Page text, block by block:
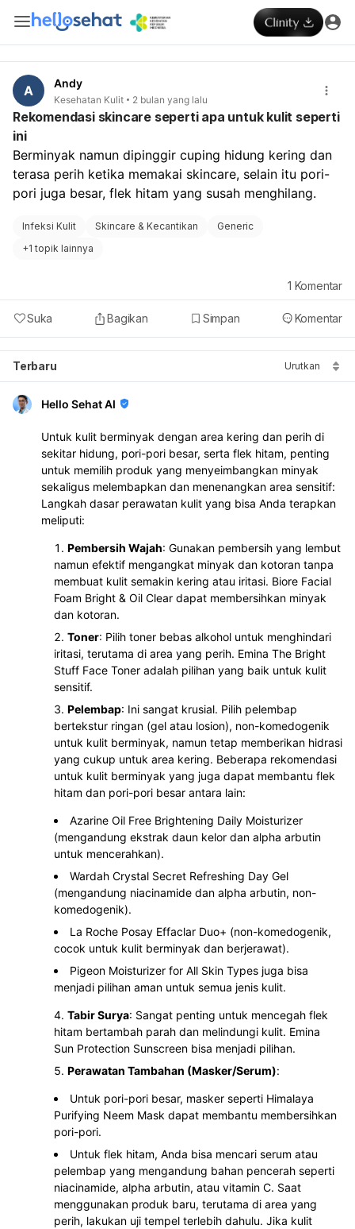
A Andy
Kesehatan Kulit 2 bulan yang lalu
Rekomendasi skincare seperti apa untuk kulit seperti
ini
Berminyak namun dipinggir cuping hidung kering dan
terasa perih ketika memakai skincare, selain itu pori-
pori juga besar, flek hitam yang susah menghilang.
Infeksi Kulit Skincare & Kecantikan
Generic
+1 topik lainnya
Suka Bagikan Simpan Komentar
1 Komentar
Terbaru Urutkan
Hello Sehat AI
Untuk kulit berminyak dengan area kering dan perih di
sekitar hidung, pori-pori besar, serta flek hitam, penting
untuk memilih produk yang menyeimbangkan minyak
sekaligus melembapkan dan menenangkan area sensitif:
Langkah dasar perawatan kulit yang bisa Anda terapkan
meliputi:
Pembersih Wajah: Gunakan pembersih yang lembut
namun efektif mengangkat minyak dan kotoran tanpa
membuat kulit semakin kering atau iritasi. Biore Facial
Foam Bright & Oil Clear dapat membersihkan minyak
dan kotoran.
Toner: Pilih toner bebas alkohol untuk menghindari
iritasi, terutama di area yang perih. Emina The Bright
Stuff Face Toner adalah pilihan yang baik untuk kulit
sensitif.
Pelembap: Ini sangat krusial. Pilih pelembap
bertekstur ringan (gel atau losion), non-komedogenik
untuk kulit berminyak, namun tetap memberikan hidrasi
yang cukup untuk area kering. Beberapa rekomendasi
untuk kulit berminyak yang juga dapat membantu flek
hitam dan pori-pori besar antara lain:
Azarine Oil Free Brightening Daily Moisturizer
(mengandung ekstrak daun kelor dan alpha arbutin
untuk mencerahkan).
Wardah Crystal Secret Refreshing Day Gel
(mengandung niacinamide dan alpha arbutin, non-
komedogenik).
La Roche Posay Effaclar Duo+ (non-komedogenik,
cocok untuk kulit berminyak dan berjerawat).
Pigeon Moisturizer for All Skin Types juga bisa
menjadi pilihan aman untuk semua jenis kulit.
Tabir Surya: Sangat penting untuk mencegah flek
hitam bertambah parah dan melindungi kulit. Emina
Sun Protection Sunscreen bisa menjadi pilihan.
Perawatan Tambahan (Masker/Serum):
Untuk pori-pori besar, masker seperti Himalaya
Purifying Neem Mask dapat membantu membersihkan
pori-pori.
Untuk flek hitam, Anda bisa mencari serum atau
pelembap yang mengandung bahan pencerah seperti
niacinamide, alpha arbutin, atau vitamin C. Saat
menggunakan produk baru, terutama di area yang
perih, lakukan uji tempel terlebih dahulu. Jika kulit